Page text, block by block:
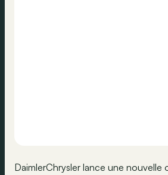
DaimlerChrysler lance une nouvelle